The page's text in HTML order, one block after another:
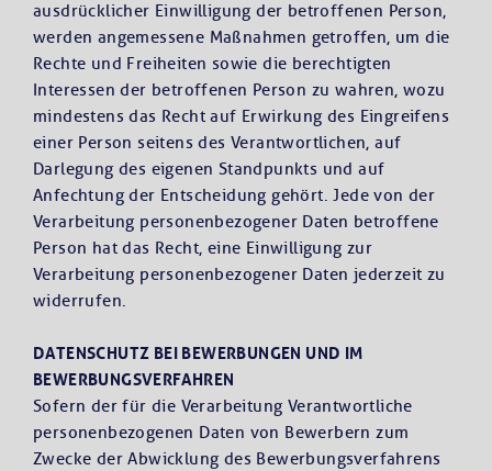
ausdrücklicher Einwilligung der betroffenen Person,
werden angemessene Maßnahmen getroffen, um die
Rechte und Freiheiten sowie die berechtigten
Interessen der betroffenen Person zu wahren, wozu
mindestens das Recht auf Erwirkung des Eingreifens
einer Person seitens des Verantwortlichen, auf
Darlegung des eigenen Standpunkts und auf
Anfechtung der Entscheidung gehört. Jede von der
Verarbeitung personenbezogener Daten betroffene
Person hat das Recht, eine Einwilligung zur
Verarbeitung personenbezogener Daten jederzeit zu
widerrufen.
DATENSCHUTZ BEI BEWERBUNGEN UND IM
BEWERBUNGSVERFAHREN
Sofern der für die Verarbeitung Verantwortliche
personenbezogenen Daten von Bewerbern zum
Zwecke der Abwicklung des Bewerbungsverfahrens